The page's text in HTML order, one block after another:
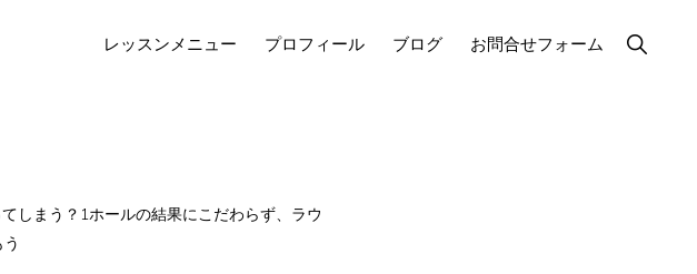
レッスンメニュー プロフィール ブログ お問合せフォーム Show
Search
しまう？1ホールの結果にこだわらず、ラウ